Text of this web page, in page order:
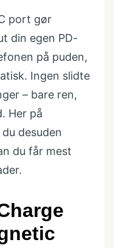
port gør
din egen PD-
på puden,
Ingen slidte
– bare ren,
Her på
desuden
du får mest